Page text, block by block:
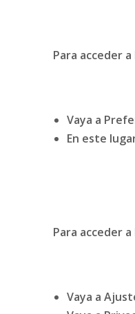
Para acceder
Vaya a
En este
Para acceder
Vaya a